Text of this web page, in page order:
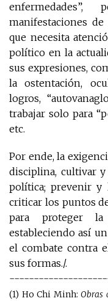
manifestaciones
que necesita
político en la
sus expresiones,
la ostentación,
logros,
trabajar solo para
etc.
Por ende, la
disciplina, cultivar
política; prevenir y
criticar los puntos
para proteger la
estableciendo así
el combate contra
sus formas./.
(1) Ho Chi Minh: Obras